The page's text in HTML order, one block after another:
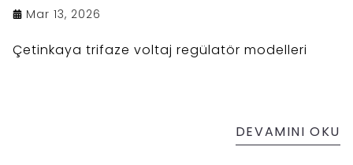
Mar 13, 2026
Çetinkaya trifaze voltaj regülatör modelleri
DEVAMINI OKU